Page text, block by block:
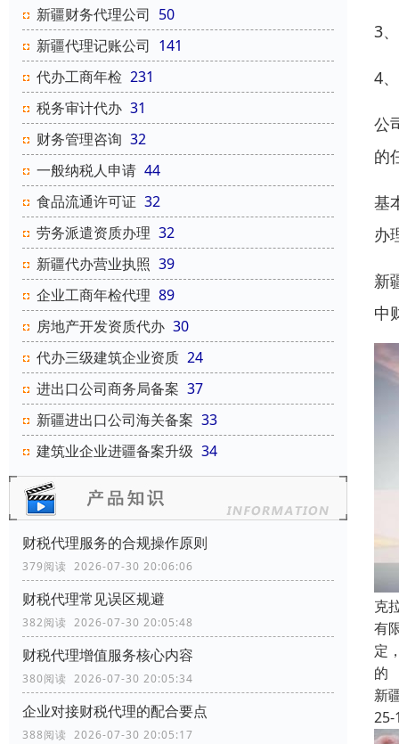
新疆财务代理公司 50
新疆代理记账公司 141
代办工商年检 231
税务审计代办 31
财务管理咨询 32
一般纳税人申请 44
食品流通许可证 32
劳务派遣资质办理 32
新疆代办营业执照 39
企业工商年检代理 89
房地产开发资质代办 30
代办三级建筑企业资质 24
进出口公司商务局备案 37
新疆进出口公司海关备案 33
建筑业企业进疆备案升级 34
财税代理服务的合规操作原则
379阅读 2026-07-30 20:06:06
财税代理常见误区规避
382阅读 2026-07-30 20:05:48
财税代理增值服务核心内容
380阅读 2026-07-30 20:05:34
企业对接财税代理的配合要点
388阅读 2026-07-30 20:05:17
3
4
公
的
基
办
新
中
克
有
定
的
新
25-